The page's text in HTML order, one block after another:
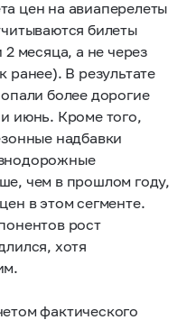
цен на авиаперелеты
билеты
2 месяца, а не через
ранее). В результате
более дорогие
июнь. Кроме того,
надбавки
чем в прошлом году,
в этом сегменте.
рост
хотя
фактического